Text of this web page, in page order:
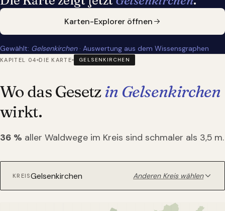
Karten-Explorer öffnen
Gewählt: Gelsenkirchen· Auswertung aus dem Wissensgraphen
KAPITEL 04 DIE KARTE GELSENKIRCHEN
Wo das Gesetzin Gelsenkirchen
wirkt.
36 % aller Waldwege im Kreis sind schmaler als 3,5 m.
KREIS Anderen Kreis wählen